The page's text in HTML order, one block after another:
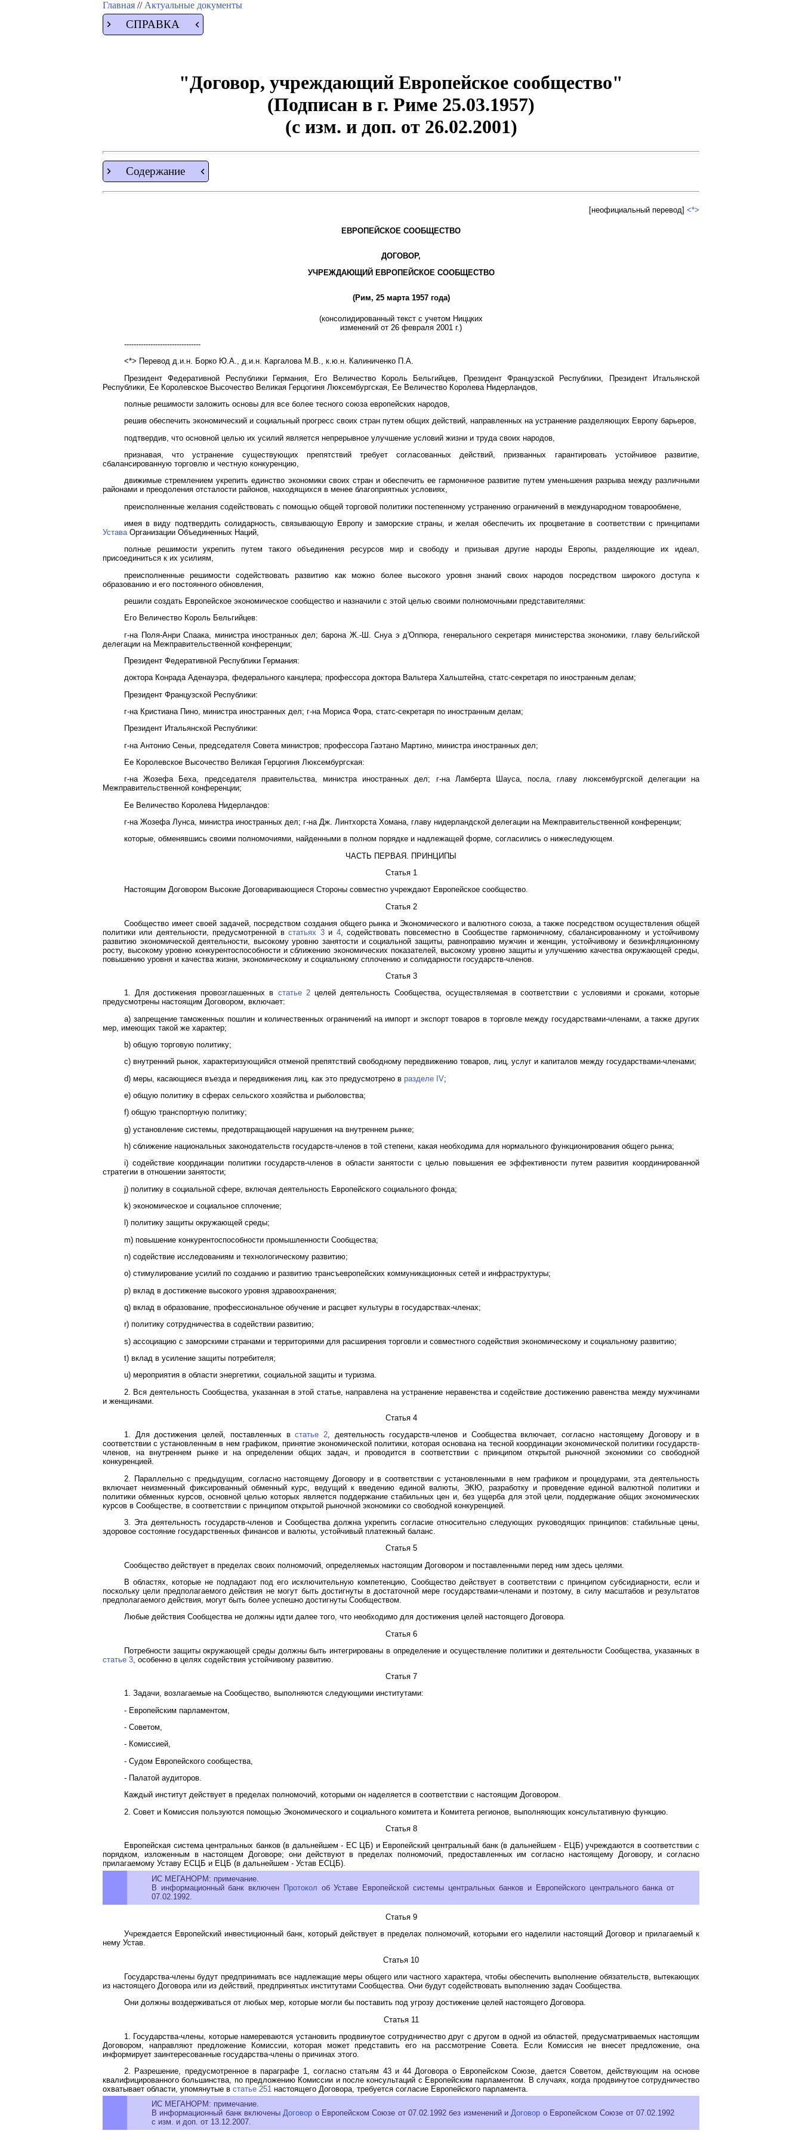
Главная // Актуальные документы
СПРАВКА
"Договор, учреждающий Европейское сообщество"
(Подписан в г. Риме 25.03.1957)
(с изм. и доп. от 26.02.2001)
Содержание
[неофициальный перевод] <*>
ЕВРОПЕЙСКОЕ СООБЩЕСТВО
ДОГОВОР,
УЧРЕЖДАЮЩИЙ ЕВРОПЕЙСКОЕ СООБЩЕСТВО
(Рим, 25 марта 1957 года)
(консолидированный текст с учетом Ниццких
изменений от 26 февраля 2001 г.)
--------------------------------
<*> Перевод д.и.н. Борко Ю.А., д.и.н. Каргалова М.В., к.ю.н. Калиниченко П.А.
Президент Федеративной Республики Германия, Его Величество Король Бельгийцев, Президент Французской Республики, Президент Итальянской
Республики, Ее Королевское Высочество Великая Герцогиня Люксембургская, Ее Величество Королева Нидерландов,
полные решимости заложить основы для все более тесного союза европейских народов,
решив обеспечить экономический и социальный прогресс своих стран путем общих действий, направленных на устранение разделяющих Европу барьеров,
подтвердив, что основной целью их усилий является непрерывное улучшение условий жизни и труда своих народов,
признавая, что устранение существующих препятствий требует согласованных действий, призванных гарантировать устойчивое развитие,
сбалансированную торговлю и честную конкуренцию,
движимые стремлением укрепить единство экономики своих стран и обеспечить ее гармоничное развитие путем уменьшения разрыва между различными
районами и преодоления отсталости районов, находящихся в менее благоприятных условиях,
преисполненные желания содействовать с помощью общей торговой политики постепенному устранению ограничений в международном товарообмене,
имея в виду подтвердить солидарность, связывающую Европу и заморские страны, и желая обеспечить их процветание в соответствии с принципами
УставаОрганизации Объединенных Наций,
полные решимости укрепить путем такого объединения ресурсов мир и свободу и призывая другие народы Европы, разделяющие их идеал,
присоединиться к их усилиям,
преисполненные решимости содействовать развитию как можно более высокого уровня знаний своих народов посредством широкого доступа к
образованию и его постоянного обновления,
решили создать Европейское экономическое сообщество и назначили с этой целью своими полномочными представителями:
Его Величество Король Бельгийцев:
г-на Поля-Анри Спаака, министра иностранных дел; барона Ж.-Ш. Снуа э д'Оппюра, генерального секретаря министерства экономики, главу бельгийской
делегации на Межправительственной конференции;
Президент Федеративной Республики Германия:
доктора Конрада Аденауэра, федерального канцлера; профессора доктора Вальтера Хальштейна, статс-секретаря по иностранным делам;
Президент Французской Республики:
г-на Кристиана Пино, министра иностранных дел; г-на Мориса Фора, статс-секретаря по иностранным делам;
Президент Итальянской Республики:
г-на Антонио Сеньи, председателя Совета министров; профессора Гаэтано Мартино, министра иностранных дел;
Ее Королевское Высочество Великая Герцогиня Люксембургская:
г-на Жозефа Беха, председателя правительства, министра иностранных дел; г-на Ламберта Шауса, посла, главу люксембургской делегации на
Межправительственной конференции;
Ее Величество Королева Нидерландов:
г-на Жозефа Лунса, министра иностранных дел; г-на Дж. Линтхорста Хомана, главу нидерландской делегации на Межправительственной конференции;
которые, обменявшись своими полномочиями, найденными в полном порядке и надлежащей форме, согласились о нижеследующем.
ЧАСТЬ ПЕРВАЯ. ПРИНЦИПЫ
Статья 1
Настоящим Договором Высокие Договаривающиеся Стороны совместно учреждают Европейское сообщество.
Статья 2
Сообщество имеет своей задачей, посредством создания общего рынка и Экономического и валютного союза, а также посредством осуществления общей
политики или деятельности, предусмотренной встатьях 3и 4, содействовать повсеместно в Сообществе гармоничному, сбалансированному и устойчивому
развитию экономической деятельности, высокому уровню занятости и социальной защиты, равноправию мужчин и женщин, устойчивому и безинфляционному
росту, высокому уровню конкурентоспособности и сближению экономических показателей, высокому уровню защиты и улучшению качества окружающей среды,
повышению уровня и качества жизни, экономическому и социальному сплочению и солидарности государств-членов.
Статья 3
1. Для достижения провозглашенных в статье 2целей деятельность Сообщества, осуществляемая в соответствии с условиями и сроками, которые
предусмотрены настоящим Договором, включает:
a) запрещение таможенных пошлин и количественных ограничений на импорт и экспорт товаров в торговле между государствами-членами, а также других
мер, имеющих такой же характер;
b) общую торговую политику;
c) внутренний рынок, характеризующийся отменой препятствий свободному передвижению товаров, лиц, услуг и капиталов между государствами-членами;
d) меры, касающиеся въезда и передвижения лиц, как это предусмотрено в разделе IV;
e) общую политику в сферах сельского хозяйства и рыболовства;
f) общую транспортную политику;
g) установление системы, предотвращающей нарушения на внутреннем рынке;
h) сближение национальных законодательств государств-членов в той степени, какая необходима для нормального функционирования общего рынка;
i) содействие координации политики государств-членов в области занятости с целью повышения ее эффективности путем развития координированной
стратегии в отношении занятости;
j) политику в социальной сфере, включая деятельность Европейского социального фонда;
k) экономическое и социальное сплочение;
l) политику защиты окружающей среды;
m) повышение конкурентоспособности промышленности Сообщества;
n) содействие исследованиям и технологическому развитию;
o) стимулирование усилий по созданию и развитию трансъевропейских коммуникационных сетей и инфраструктуры;
p) вклад в достижение высокого уровня здравоохранения;
q) вклад в образование, профессиональное обучение и расцвет культуры в государствах-членах;
r) политику сотрудничества в содействии развитию;
s) ассоциацию с заморскими странами и территориями для расширения торговли и совместного содействия экономическому и социальному развитию;
t) вклад в усиление защиты потребителя;
u) мероприятия в области энергетики, социальной защиты и туризма.
2. Вся деятельность Сообщества, указанная в этой статье, направлена на устранение неравенства и содействие достижению равенства между мужчинами
и женщинами.
Статья 4
1. Для достижения целей, поставленных встатье 2, деятельность государств-членов и Сообщества включает, согласно настоящему Договору и в
соответствии с установленным в нем графиком, принятие экономической политики, которая основана на тесной координации экономической политики государств-
членов, на внутреннем рынке и на определении общих задач, и проводится в соответствии с принципом открытой рыночной экономики со свободной
конкуренцией.
2. Параллельно с предыдущим, согласно настоящему Договору и в соответствии с установленными в нем графиком и процедурами, эта деятельность
включает неизменный фиксированный обменный курс, ведущий к введению единой валюты, ЭКЮ, разработку и проведение единой валютной политики и
политики обменных курсов, основной целью которых является поддержание стабильных цен и, без ущерба для этой цели, поддержание общих экономических
курсов в Сообществе, в соответствии с принципом открытой рыночной экономики со свободной конкуренцией.
3. Эта деятельность государств-членов и Сообщества должна укрепить согласие относительно следующих руководящих принципов: стабильные цены,
здоровое состояние государственных финансов и валюты, устойчивый платежный баланс.
Статья 5
Сообщество действует в пределах своих полномочий, определяемых настоящим Договором и поставленными перед ним здесь целями.
В областях, которые не подпадают под его исключительную компетенцию, Сообщество действует в соответствии с принципом субсидиарности, если и
поскольку цели предполагаемого действия не могут быть достигнуты в достаточной мере государствами-членами и поэтому, в силу масштабов и результатов
предполагаемого действия, могут быть более успешно достигнуты Сообществом.
Любые действия Сообщества не должны идти далее того, что необходимо для достижения целей настоящего Договора.
Статья 6
Потребности защиты окружающей среды должны быть интегрированы в определение и осуществление политики и деятельности Сообщества, указанных в
статье 3 , особенно в целях содействия устойчивому развитию.
Статья 7
1. Задачи, возлагаемые на Сообщество, выполняются следующими институтами:
- Европейским парламентом,
- Советом,
- Комиссией,
- Судом Европейского сообщества,
- Палатой аудиторов.
Каждый институт действует в пределах полномочий, которыми он наделяется в соответствии с настоящим Договором.
2. Совет и Комиссия пользуются помощью Экономического и социального комитета и Комитета регионов, выполняющих консультативную функцию.
Статья 8
Европейская система центральных банков (в дальнейшем - ЕС ЦБ) и Европейский центральный банк (в дальнейшем - ЕЦБ) учреждаются в соответствии с
порядком, изложенным в настоящем Договоре; они действуют в пределах полномочий, предоставленных им согласно настоящему Договору, и согласно
прилагаемому Уставу ЕСЦБ и ЕЦБ (в дальнейшем - Устав ЕСЦБ).
ИС МЕГАНОРМ: примечание.
В информационный банк включен Протокол об Уставе Европейской системы центральных банков и Европейского центрального банка от
07.02.1992.
Статья 9
Учреждается Европейский инвестиционный банк, который действует в пределах полномочий, которыми его наделили настоящий Договор и прилагаемый к
нему Устав.
Статья 10
Государства-члены будут предпринимать все надлежащие меры общего или частного характера, чтобы обеспечить выполнение обязательств, вытекающих
из настоящего Договора или из действий, предпринятых институтами Сообщества. Они будут содействовать выполнению задач Сообщества.
Они должны воздерживаться от любых мер, которые могли бы поставить под угрозу достижение целей настоящего Договора.
Статья 11
1. Государства-члены, которые намереваются установить продвинутое сотрудничество друг с другом в одной из областей, предусматриваемых настоящим
Договором, направляют предложение Комиссии, которая может представить его на рассмотрение Совета. Если Комиссия не внесет предложение, она
информирует заинтересованные государства-члены о причинах этого.
2. Разрешение, предусмотренное в параграфе 1, согласно статьям 43 и 44 Договора о Европейском Союзе, дается Советом, действующим на основе
квалифицированного большинства, по предложению Комиссии и после консультаций с Европейским парламентом. В случаях, когда продвинутое сотрудничество
охватывает области, упомянутые в статье 251 настоящего Договора, требуется согласие Европейского парламента.
ИС МЕГАНОРМ: примечание.
В информационный банк включеныДоговор о Европейском Союзе от 07.02.1992 без изменений иДоговор о Европейском Союзе от 07.02.1992
с изм. и доп. от 13.12.2007.